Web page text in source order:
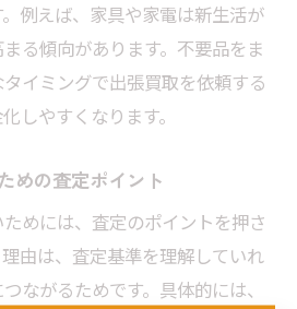
例えば、家具や家電は新生活が
る傾向があります。不要品をま
イミングで出張買取を依頼する
しやすくなります。
めの査定ポイント
めには、査定のポイントを押さ
由は、査定基準を理解していれ
ながるためです。具体的には、